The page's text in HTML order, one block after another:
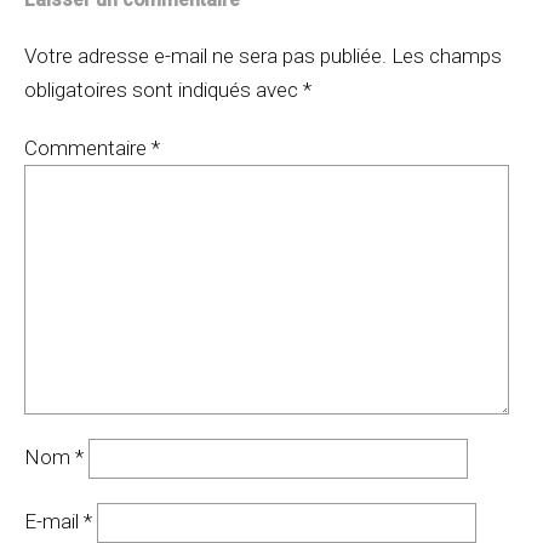
Votre adresse e-mail ne sera pas publiée. Les champs
obligatoires sont indiqués avec *
Commentaire *
Nom *
E-mail *